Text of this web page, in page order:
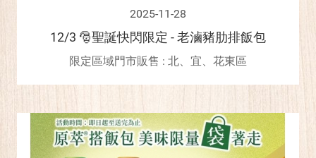
2025-11-28
12/3 🎅聖誕快閃限定 - 老滷豬肋排飯包
限定區域門市販售 : 北、宜、花東區